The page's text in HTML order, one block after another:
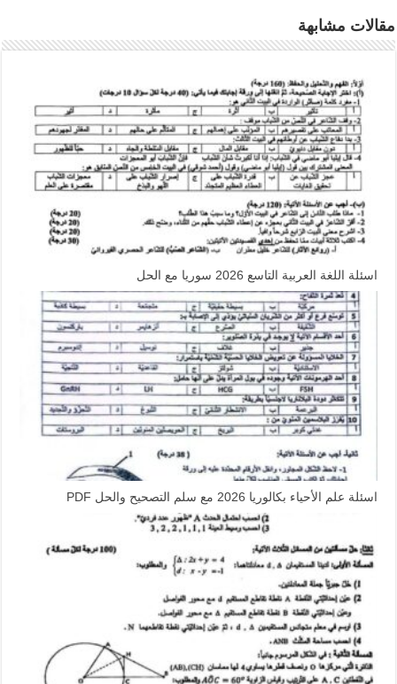
مقالات مشابهة
اسئلة اللغة العربية التاسع 2026 سوريا مع الحل
اسئلة علم الأحياء بكالوريا 2026 مع سلم التصحيح والحل PDF